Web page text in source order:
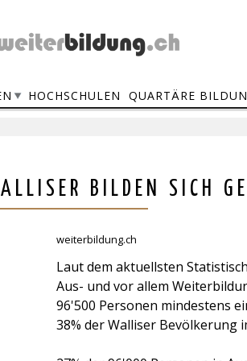
HOCHSCHULEN QUARTÄRE
BILDEN SICH
weiterbildung.ch
Laut dem aktuellsten
Aus- und vor allem
96'500 Personen mindestens
38% der Walliser Bevölkerung